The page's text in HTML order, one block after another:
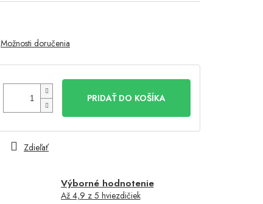
Možnosti doručenia
PRIDAŤ DO KOŠÍKA
Výborné hodnotenie
Až 4,9 z 5 hviezdičiek
Zdieľať